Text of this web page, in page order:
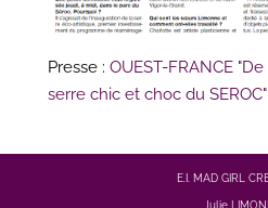
E.I. MAD GIRL
Julie
Presse : OUEST-FRANCE
serre chic et choc du SEROC"